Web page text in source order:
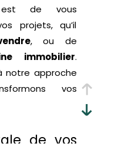
est de vous
projets, qu’il
, ou de
immobilier.
notre approche
vos
de vos